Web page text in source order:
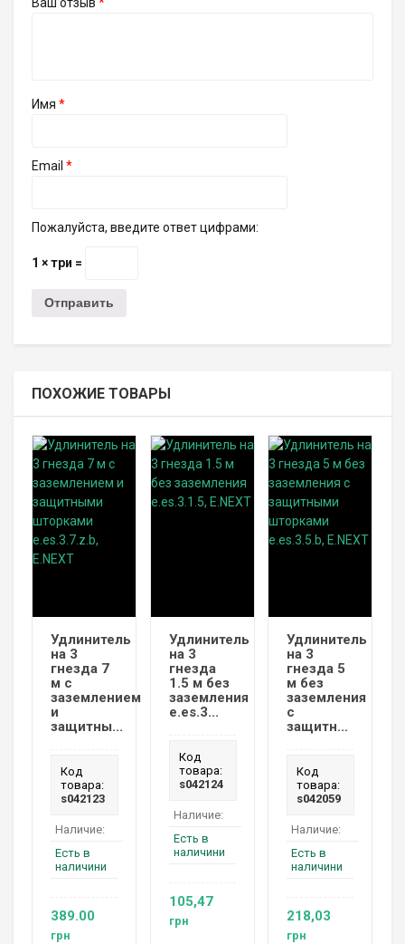
Имя *
Email *
Пожалуйста, введите ответ цифрами:
1 × три =
ПОХОЖИЕ ТОВАРЫ
Удлинитель
на 3
гнезда 7
м с
заземлением
и
защитны...
Код
товара:
s042123
Наличие:
Есть в
наличини
389.00
грн
Удлинитель
на 3
гнезда
1.5 м без
заземления
e.es.3...
Код
товара:
s042124
Наличие:
Есть в
наличини
105,47
грн
Удлинитель
на 3
гнезда 5
м без
заземления
с
защитн...
Код
товара:
s042059
Наличие:
Есть в
наличини
218,03
грн